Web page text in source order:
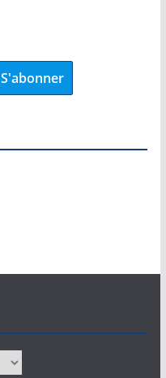
S'abonner